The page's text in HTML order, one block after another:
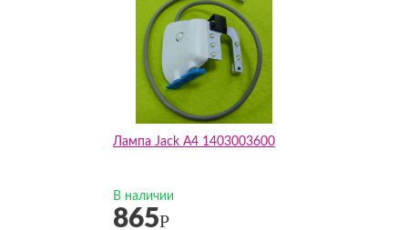
Лампа Jack A4 1403003600
В наличии
865Р